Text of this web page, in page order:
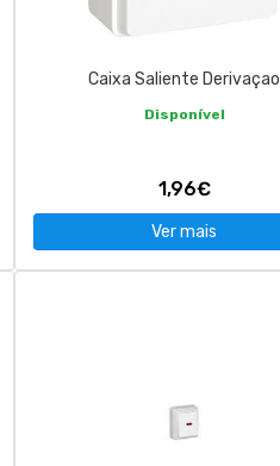
Caixa Saliente Derivaçao
Disponível
1,96€
Ver mais